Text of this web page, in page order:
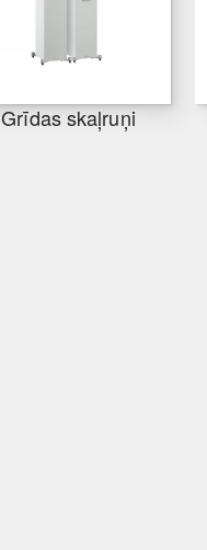
Grīdas skaļruņi